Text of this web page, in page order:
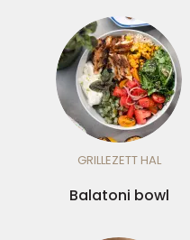
GRILLEZETT HAL
Balatoni bowl